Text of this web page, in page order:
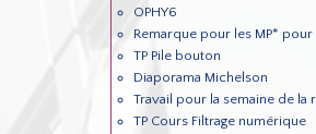
OPHY6
Remarque pour les MP*
TP Pile bouton
Diaporama Michelson
Travail pour la semaine de la
TP Cours Filtrage numérique